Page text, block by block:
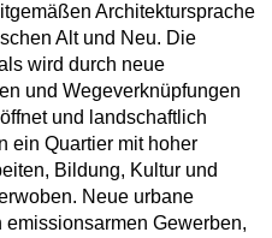
Architektursprache
Alt und Neu. Die
wird durch neue
und Wegeverknüpfungen
und landschaftlich
ein Quartier mit hoher
Bildung, Kultur und
Neue urbane
Gewerben,